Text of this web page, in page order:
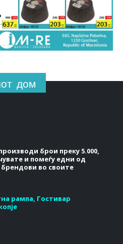
дом
брои преку 5.000,
и помеѓу едни од
брендови во своите
рампа, Гостивар